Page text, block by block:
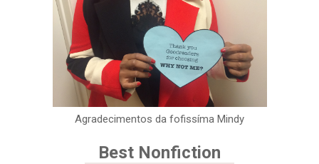
Agradecimentos da fofissíma Mindy
Best Nonfiction